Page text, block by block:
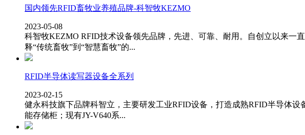
国内领先RFID畜牧业养殖品牌-科智牧KEZMO
2023-05-08
科智牧KEZMO RFID技术设备领先品牌，先进、可靠、耐用。自创立以来一
释“传统畜牧”到“智慧畜牧”的...
RFID半导体读写器设备全系列
2023-02-15
健永科技旗下品牌科智立，主要研发工业RFID设备，打造成熟RFID半导体
能存储柜；现有JY-V640系...